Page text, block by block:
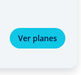
Ver planes